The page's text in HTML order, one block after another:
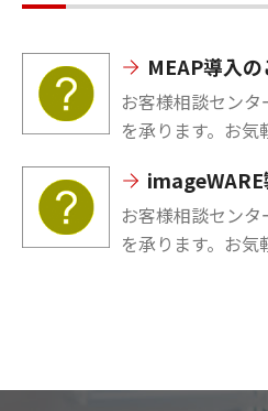
MEAP導入
お客様相談セン
を承ります。お気
お客様相談セン
を承ります。お気